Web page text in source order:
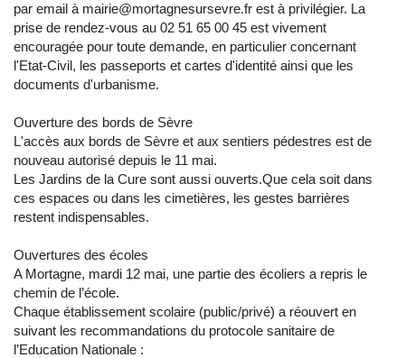
par email à mairie@mortagnesursevre.fr est à privilégier. La
prise de rendez-vous au 02 51 65 00 45 est vivement
encouragée pour toute demande, en particulier concernant
l'Etat-Civil, les passeports et cartes d'identité ainsi que les
documents d'urbanisme.
Ouverture des bords de Sèvre
L'accès aux bords de Sèvre et aux sentiers pédestres est de
nouveau autorisé depuis le 11 mai.
Les Jardins de la Cure sont aussi ouverts.Que cela soit dans
ces espaces ou dans les cimetières, les gestes barrières
restent indispensables.
Ouvertures des écoles
A Mortagne, mardi 12 mai, une partie des écoliers a repris le
chemin de l’école.
Chaque établissement scolaire (public/privé) a réouvert en
suivant les recommandations du protocole sanitaire de
l’Education Nationale :